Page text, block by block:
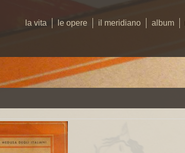
la vita le opere il meridiano album